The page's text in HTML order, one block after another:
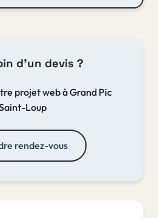
d'un devis ?
projet web à Grand Pic
Loup
rendez-vous